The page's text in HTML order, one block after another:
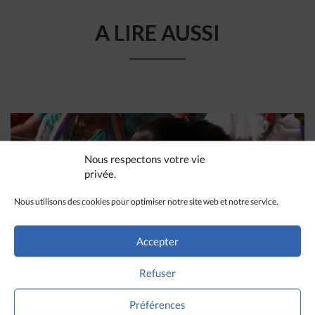
Nous respectons votre vie
privée.
Nous utilisons des cookies pour optimiser notre site web et notre service.
Accepter
Refuser
Préférences
A LIRE AUSSI
DIVERS HORIZONS